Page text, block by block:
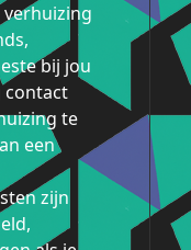
verhuizing
bij jou
contact
te
een
zijn